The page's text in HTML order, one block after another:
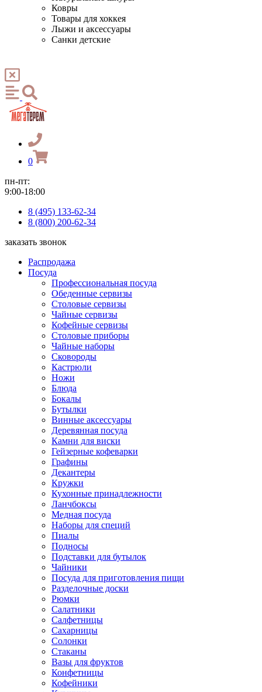
Ковры
Товары для хоккея
Лыжи и аксессуары
Санки детские
0
пн-пт:
9:00-18:00
8 (495) 133-62-34
8 (800) 200-62-34
заказать звонок
Распродажа
Посуда
Профессиональная посуда
Обеденные сервизы
Столовые сервизы
Чайные сервизы
Кофейные сервизы
Столовые приборы
Чайные наборы
Сковороды
Кастрюли
Ножи
Блюда
Бокалы
Бутылки
Винные аксессуары
Деревянная посуда
Камни для виски
Гейзерные кофеварки
Графины
Декантеры
Кружки
Кухонные принадлежности
Ланчбоксы
Медная посуда
Наборы для специй
Пиалы
Подносы
Подставки для бутылок
Чайники
Посуда для приготовления пищи
Разделочные доски
Рюмки
Салатники
Салфетницы
Сахарницы
Солонки
Стаканы
Вазы для фруктов
Конфетницы
Кофейники